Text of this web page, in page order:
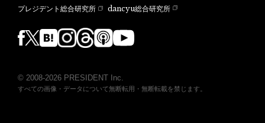
プレジデント総合研究所 dancyu総合研究所
© 2008-2026 PRESIDENT Inc.
すべての画像・データについて無断転用・無断転載を禁じます。